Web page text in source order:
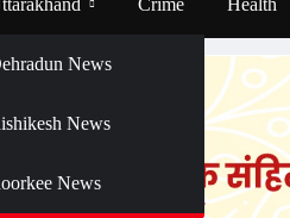
News
News
News
Crime Health